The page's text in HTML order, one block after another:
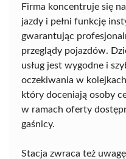
Firma koncentruje się
jazdy i pełni funkcję
gwarantując
przeglądy pojazdów.
usług jest wygodne i
oczekiwania w
który doceniają osoby
w ramach oferty
gaśnicy.
Stacja zwraca też